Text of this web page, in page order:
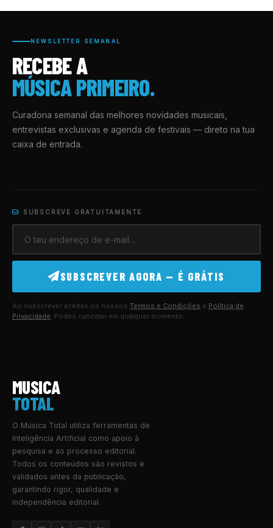
NEWSLETTER SEMANAL
RECEBE A
MÚSICA PRIMEIRO.
Curadoria semanal das melhores novidades musicais,
entrevistas exclusivas e agenda de festivais — direto na tua
caixa de entrada.
SUBSCREVE GRATUITAMENTE
SUBSCREVER AGORA — É GRÁTIS
Ao subscrever aceitas os nossos Termos e Condições e Política de
Privacidade. Podes cancelar em qualquer momento.
MUSICA
TOTAL
O Música Total utiliza ferramentas de
Inteligência Artificial como apoio à
pesquisa e ao processo editorial.
Todos os conteúdos são revistos e
validados antes da publicação,
garantindo rigor, qualidade e
independência editorial.